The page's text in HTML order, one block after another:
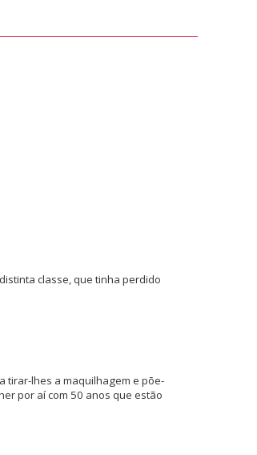
classe, que tinha perdido
tirar-lhes a maquilhagem e põe-
por aí com 50 anos que estão